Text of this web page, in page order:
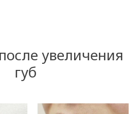
увеличения
губ